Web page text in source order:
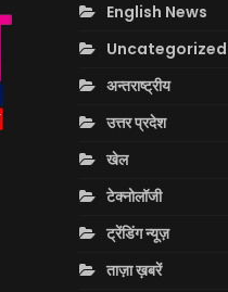
English News
Uncategorized
अन्तराष्ट्रीय
उत्तर प्रदेश
खेल
टेक्नोलॉजी
ट्रेंडिंग न्यूज़
ताज़ा ख़बरें